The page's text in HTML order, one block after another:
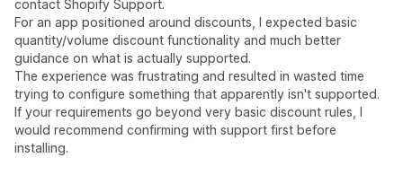
contact Shopify Support.
For an app positioned around discounts, I expected basic
quantity/volume discount functionality and much better
guidance on what is actually supported.
The experience was frustrating and resulted in wasted time
trying to configure something that apparently isn't supported.
If your requirements go beyond very basic discount rules, I
would recommend confirming with support first before
installing.